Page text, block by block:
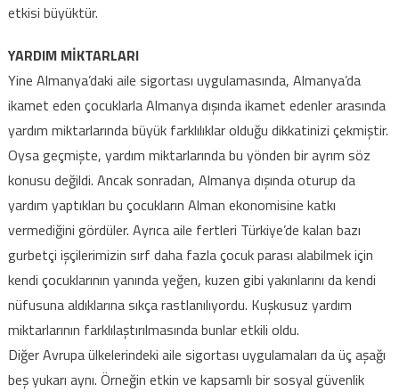
etkisi büyüktür.
YARDIM MİKTARLARI
Yine Almanya’daki aile sigortası uygulamasında, Almanya’da
ikamet eden çocuklarla Almanya dışında ikamet edenler arasında
yardım miktarlarında büyük farklılıklar olduğu dikkatinizi çekmiştir.
Oysa geçmişte, yardım miktarlarında bu yönden bir ayrım söz
konusu değildi. Ancak sonradan, Almanya dışında oturup da
yardım yaptıkları bu çocukların Alman ekonomisine katkı
vermediğini gördüler. Ayrıca aile fertleri Türkiye’de kalan bazı
gurbetçi işçilerimizin sırf daha fazla çocuk parası alabilmek için
kendi çocuklarının yanında yeğen, kuzen gibi yakınlarını da kendi
nüfusuna aldıklarına sıkça rastlanılıyordu. Kuşkusuz yardım
miktarlarının farklılaştırılmasında bunlar etkili oldu.
Diğer Avrupa ülkelerindeki aile sigortası uygulamaları da üç aşağı
beş yukarı aynı. Örneğin etkin ve kapsamlı bir sosyal güvenlik